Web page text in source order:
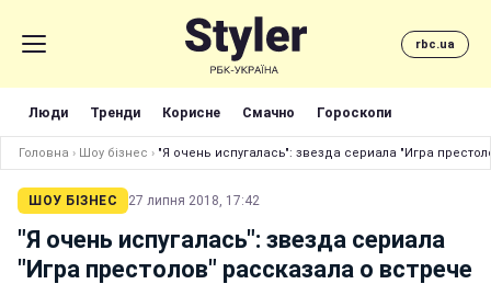
rbc.ua
Люди Тренди Корисне Смачно Гороскопи
Головна › Шоу бізнес › "Я очень испугалась": звезда сериала "Игра
ШОУ БІЗНЕС 27 липня 2018, 17:42
"Я очень испугалась": звезда сериала
"Игра престолов" рассказала о встрече